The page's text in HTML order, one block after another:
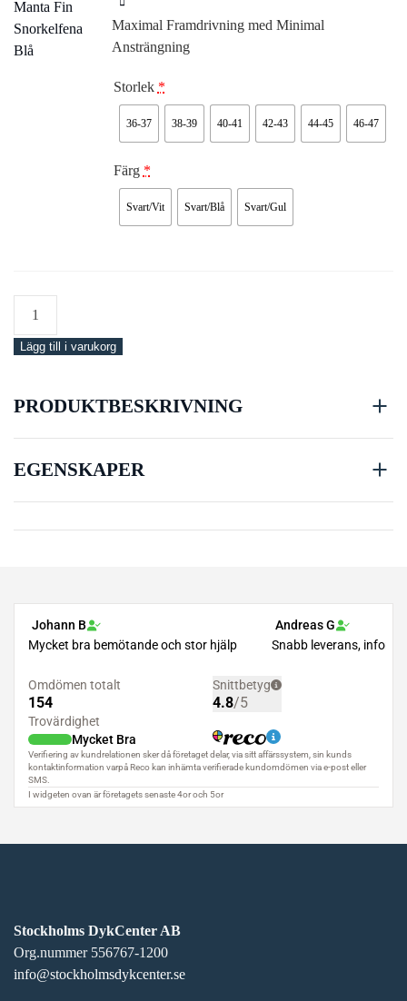
Maximal Framdrivning med Minimal
Ansträngning
Storlek *
36-37 38-39 40-41 42-43 44-45 46-47
Färg *
Svart/Vit Svart/Blå Svart/Gul
Full
Lägg till i varukorg
PRODUKTBESKRIVNING
EGENSKAPER
Stockholms DykCenter AB
Org.nummer 556767-1200
info@stockholmsdykcenter.se